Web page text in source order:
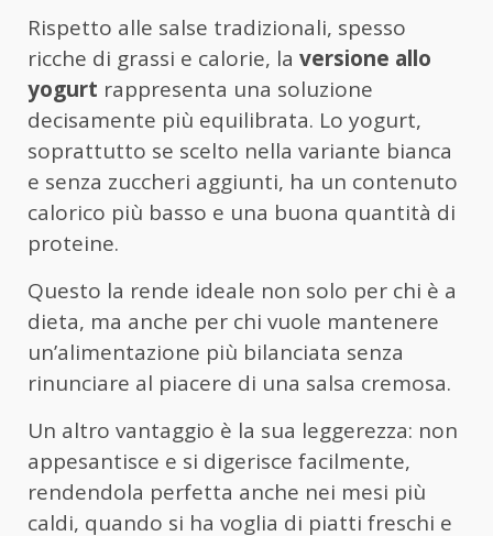
Rispetto alle salse tradizionali, spesso
ricche di grassi e calorie, la versione allo
yogurt rappresenta una soluzione
decisamente più equilibrata. Lo yogurt,
soprattutto se scelto nella variante bianca
e senza zuccheri aggiunti, ha un contenuto
calorico più basso e una buona quantità di
proteine.
Questo la rende ideale non solo per chi è a
dieta, ma anche per chi vuole mantenere
un’alimentazione più bilanciata senza
rinunciare al piacere di una salsa cremosa.
Un altro vantaggio è la sua leggerezza: non
appesantisce e si digerisce facilmente,
rendendola perfetta anche nei mesi più
caldi, quando si ha voglia di piatti freschi e